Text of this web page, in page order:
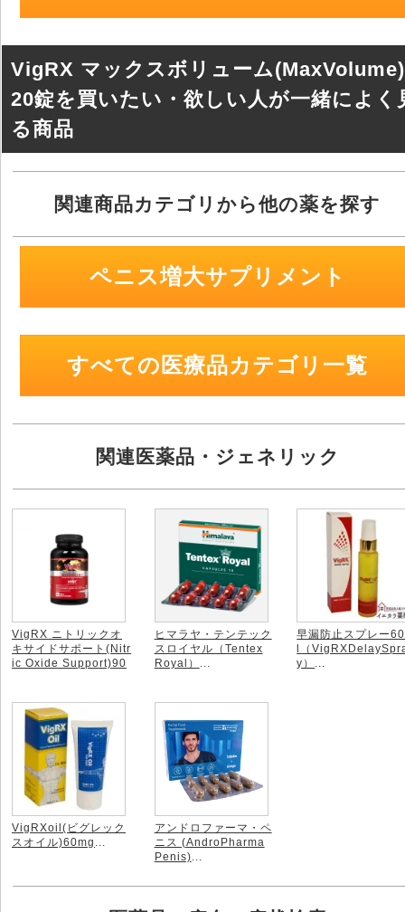
o
k
VigRX マックスボリューム
20錠を買いたい・欲しい人が一緒によく
る商品
関連商品カテゴリから他の薬を探す
ペニス増大サプリメント
すべての医療品カテゴリ一覧
関連医薬品・ジェネリック
VigRX ニトリックオ
キサイドサポート(Nitr
ic Oxide Support)90
ヒマラヤ・テンテック
スロイヤル（Tentex
Royal）
早漏防止スプレー
l（
y）
VigRXoil(ビグレック
スオイル)60mg
アンドロファーマ・ペ
ニス (AndroPharma
Penis)